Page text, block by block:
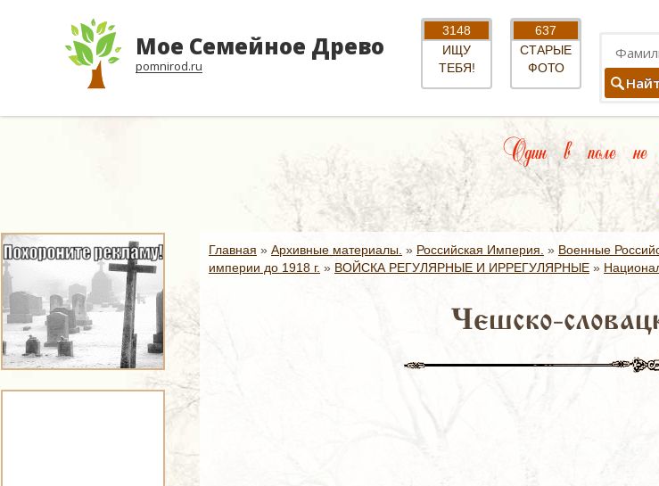
Мое Семейное Древо
pomnirod.ru
3148
ИЩУ
ТЕБЯ!
637
СТАРЫЕ
ФОТО
Один в поле не
Главная » Архивные материалы. » Российская Империя. » Военные
империи до 1918 г. » ВОЙСКА РЕГУЛЯРНЫЕ И ИРРЕГУЛЯРНЫЕ »
Чешско-